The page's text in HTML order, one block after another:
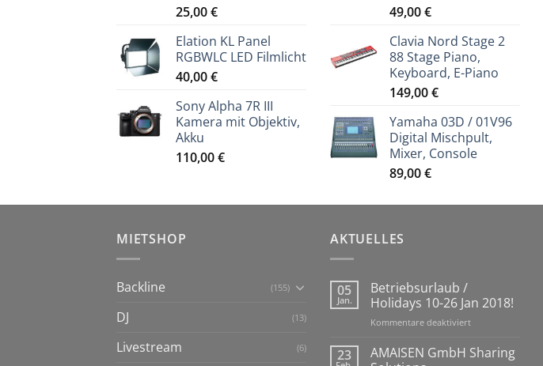
25,00€
Elation KL Panel
RGBWLC LED Filmlicht
40,00€
Sony Alpha 7R III
Kamera mit Objektiv,
Akku
110,00€
49,00€
Clavia Nord Stage 2
88 Stage Piano,
Keyboard, E-Piano
149,00€
Yamaha 03D / 01V96
Digital Mischpult,
Mixer, Console
89,00€
MIETSHOP
Backline (155)
DJ (13)
Livestream (6)
AKTUELLES
05
Jan.
Betriebsurlaub /
Holidays 10-26 Jan 2018!
Kommentare deaktiviertfür
/
Holidays
23
AMAISEN GmbH Sharing